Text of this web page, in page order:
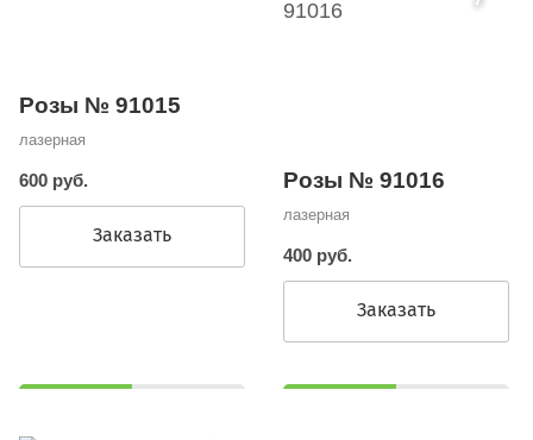
Розы № 91015
лазерная
600 руб.
Заказать
Розы № 91016
лазерная
400 руб.
Заказать